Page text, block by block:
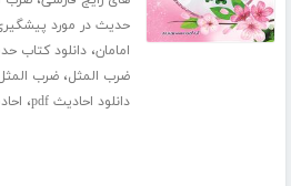
حدیث در مورد
امامان،دانلود کتاب
ضرب المثل،ضرب
دانلود احادیث pdf ،